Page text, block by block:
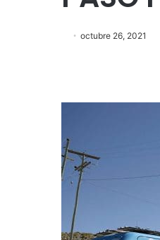
octubre 26, 2021